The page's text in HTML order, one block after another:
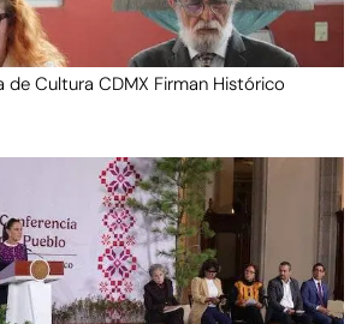
de Cultura CDMX Firman Histórico